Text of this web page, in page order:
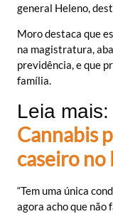
general Heleno,
Moro destaca que
na magistratura,
previdência, e que
família.
Leia mais:
Cannabis
caseiro no
“Tem uma única
agora acho que não